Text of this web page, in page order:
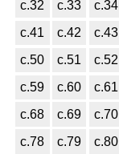
с.32 с.33 с.34
с.41
с.42 с.43
с.50
с.51 с.52
с.59
с.60 с.61
с.68
с.69 с.70
с.78
с.79 с.80